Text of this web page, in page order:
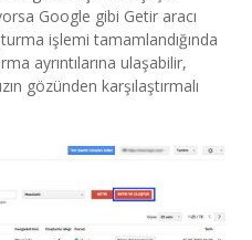
Google gibi Getir aracı
işlemi tamamlandığında
ayrıntılarına ulaşabilir,
gözünden karşılaştırmalı